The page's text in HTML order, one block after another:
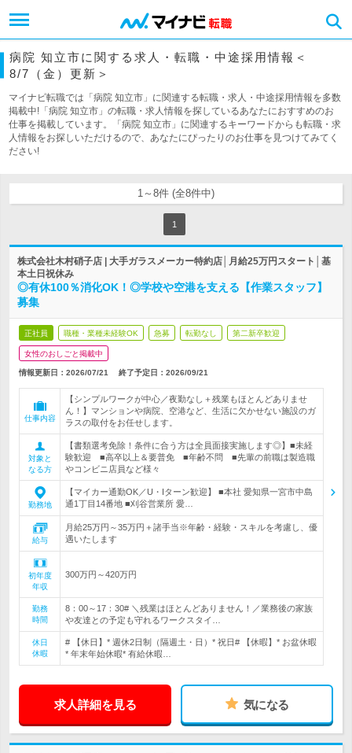
病院 知立市に関する求人・転職・中途採用情報＜
8/7（金）更新＞
マイナビ転職では「病院 知立市」に関連する転職・求人・中途採用情報を多数
掲載中!「病院 知立市」の転職・求人情報を探しているあなたにおすすめのお
仕事を掲載しています。「病院 知立市」に関連するキーワードからも転職・求
人情報をお探しいただけるので、あなたにぴったりのお仕事を見つけてみてく
ださい!
1～8件 (全8件中)
1
株式会社木村硝子店 | 大手ガラスメーカー特約店│月給25万円スタート│基
本土日祝休み
◎有休100％消化OK！◎学校や空港を支える【作業スタッフ】
募集
正社員 職種・業種未経験OK 急募 転勤なし 第二新卒歓迎
女性のおしごと掲載中
情報更新日：2026/07/21 終了予定日： 2026/09/21
仕事内容
【シンプルワークが中心／夜勤なし＋残業もほとんどありませ
ん！】マンションや病院、空港など、生活に欠かせない施設のガ
ラスの取付をお任せします。
対象と
なる方
【書類選考免除！条件に合う方は全員面接実施します◎】■未経
験歓迎 ■高卒以上＆要普免 ■年齢不問 ■先輩の前職は製造職
やコンビニ店員など様々
勤務地
【マイカー通勤OK／U・Iターン歓迎】 ■本社 愛知県一宮市中島
通1丁目14番地 ■刈谷営業所 愛…
給与
月給25万円～35万円＋諸手当※年齢・経験・スキルを考慮し、優
遇いたします
初年度
年収
300万円～420万円
勤務
時間
8：00～17：30# ＼残業はほとんどありません！／業務後の家族
や友達との予定も守れるワークスタイ…
休日
休暇
# 【休日】* 週休2日制（隔週土・日）* 祝日# 【休暇】* お盆休暇
* 年末年始休暇* 有給休暇…
求人詳細を見る 気になる